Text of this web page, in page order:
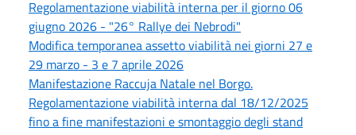
Regolamentazione viabilità interna per il giorno 06
giugno 2026 - "26° Rallye dei Nebrodi"
Modifica temporanea assetto viabilità nei giorni 27 e
29 marzo - 3 e 7 aprile 2026
Manifestazione Raccuja Natale nel Borgo.
Regolamentazione viabilità interna dal 18/12/2025
fino a fine manifestazioni e smontaggio degli stand